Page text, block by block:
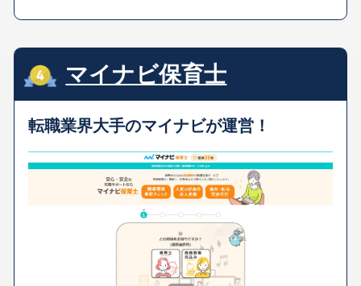
マイナビ保育士
転職業界大手のマイナビが運営！